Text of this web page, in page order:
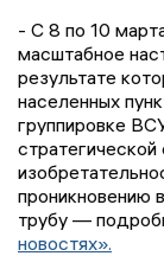
- С 8 по 10
масштабное
результате
населенных
группировке
проникновению
трубу —
новостях».